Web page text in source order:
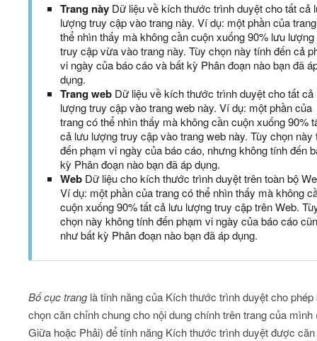
Trang này Dữ liệu về kích thước trình duyệt cho tất cả
lượng truy cập vào trang này. Ví dụ: một phần của
thể nhìn thấy mà không cần cuộn xuống 90% lưu lượng
truy cập vừa vào trang này. Tùy chọn này tính đến cả
vi ngày của báo cáo và bất kỳ Phân đoạn nào bạn đã
dụng.
Trang web Dữ liệu về kích thước trình duyệt cho tất cả
lượng truy cập vào trang web này. Ví dụ: một phần của
trang có thể nhìn thấy mà không cần cuộn xuống 90%
cả lưu lượng truy cập vào trang web này. Tùy chọn này
đến phạm vi ngày của báo cáo, nhưng không tính đến
kỳ Phân đoạn nào bạn đã áp dụng.
Web Dữ liệu cho kích thước trình duyệt trên toàn bộ
Ví dụ: một phần của trang có thể nhìn thấy mà không
cuộn xuống 90% tất cả lưu lượng truy cập trên Web.
chọn này không tính đến phạm vi ngày của báo cáo
như bất kỳ Phân đoạn nào bạn đã áp dụng.
Bố cục tranglà tính năng của Kích thước trình duyệt cho phép
chọn căn chỉnh chung cho nội dung chính trên trang của mình
Giữa hoặc Phải) để tính năng Kích thước trình duyệt được